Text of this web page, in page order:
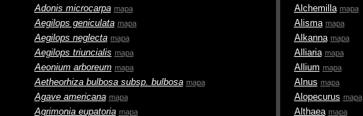
Adonis microcarpa mapa
Aegilops geniculata mapa
Aegilops neglecta mapa
Aegilops triuncialis mapa
Aeonium arboreum mapa
Aetheorhiza bulbosasubsp. bulbosa mapa
Agave americana mapa
Agrimonia eupatoria mapa
Alchemilla mapa
Alisma mapa
Alkanna mapa
Alliaria mapa
Allium mapa
Alnus mapa
Alopecurus mapa
Althaea mapa